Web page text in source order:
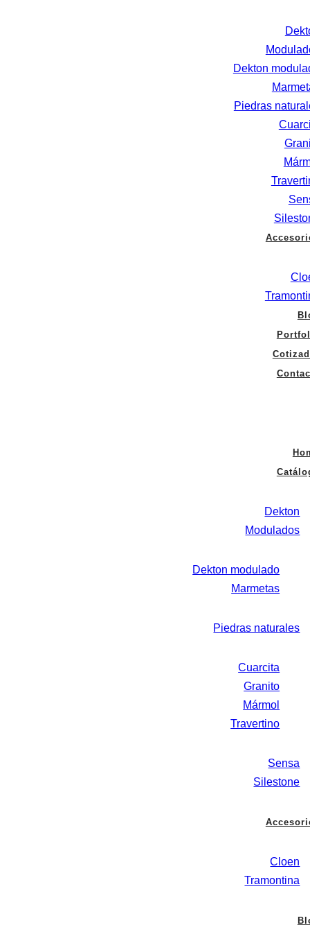
Dekton
Piedras
Dekton
Modulados
Dekton modulado
Marmetas
Piedras naturales
Cuarcita
Granito
Mármol
Travertino
Sensa
Silestone
Cloen
Tramontina